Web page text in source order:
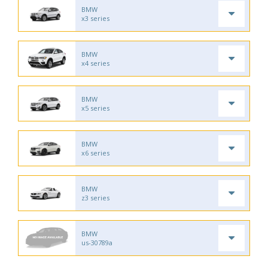
BMW
x3 series
BMW
x4 series
BMW
x5 series
BMW
x6 series
BMW
z3 series
BMW
us-30789a